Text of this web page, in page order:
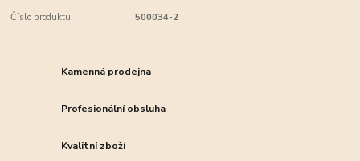
Číslo produktu: 500034-2
Kamenná prodejna
Profesionální obsluha
Kvalitní zboží